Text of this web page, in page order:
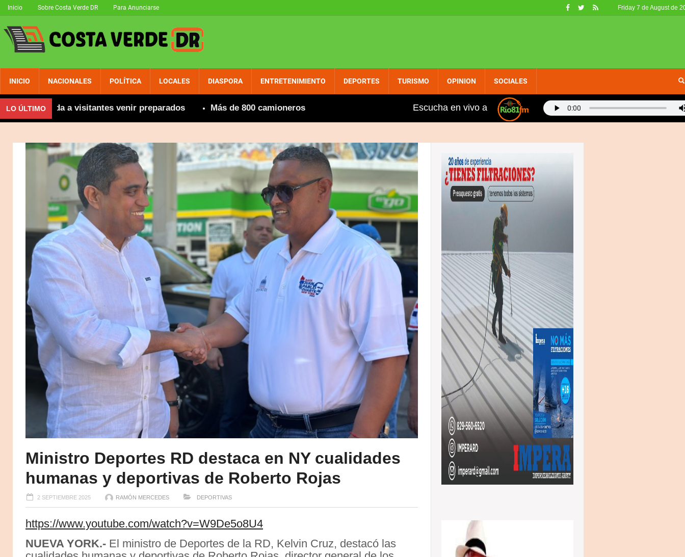
Friday 7 de August de
Inicio Sobre Costa Verde DR Para Anunciarse
INICIO NACIONALES POLÍTICA LOCALES DIASPORA ENTRETENIMIENTO DEPORTES TURISMO OPINION SOCIALES
LO ÚLTIMOa visitantes venir preparados Más de 800 camioneros extranjeros, entre ellos varios dominicanos, fueron retirados de circulación en EE. UU. por no
Escucha en vivo a
Ministro Deportes RD destaca en NY cualidades
humanas y deportivas de Roberto Rojas
2 SEPTIEMBRE 2025 RAMÓN MERCEDES DEPORTIVAS
https://www.youtube.com/watch?v=W9De5o8U4
NUEVA YORK.- El ministro de Deportes de la RD, Kelvin Cruz, destacó las